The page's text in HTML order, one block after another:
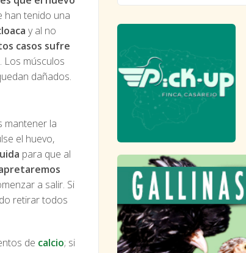
han tenido una
y al no
casos sufre
Los músculos
dañados.
mantener la
el huevo,
para que al
a salir. Si
retirar todos
de calcio; si